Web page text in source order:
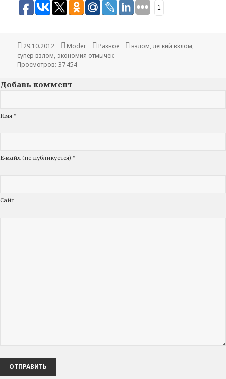
1
Опубликовано
29.10.2012 Автор
Moder Рубрики
Разное Метки
взлом,легкий взлом,
супер взлом, экономия отмычек
Просмотров: 37 454
Добавь коммент
Имя *
Е-майл (не публикуется) *
Сайт